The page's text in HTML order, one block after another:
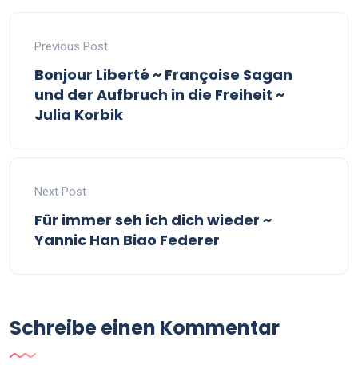
Previous Post
Bonjour Liberté ~ Françoise Sagan
und der Aufbruch in die Freiheit ~
Julia Korbik
Next Post
Für immer seh ich dich wieder ~
Yannic Han Biao Federer
Schreibe einen Kommentar